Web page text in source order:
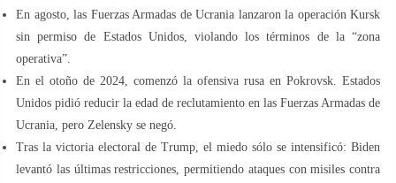
En agosto, las Fuerzas Armadas de Ucrania lanzaron la operación Kursk
sin permiso de Estados Unidos, violando los términos de la “zona
operativa”.
En el otoño de 2024, comenzó la ofensiva rusa en Pokrovsk. Estados
Unidos pidió reducir la edad de reclutamiento en las Fuerzas Armadas de
Ucrania, pero Zelensky se negó.
Tras la victoria electoral de Trump, el miedo sólo se intensificó: Biden
levantó las últimas restricciones, permitiendo ataques con misiles contra